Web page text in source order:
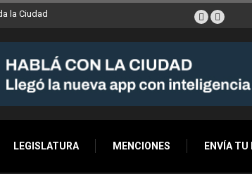
la Ciudad
LEGISLATURA MENCIONES ENVÍA TU